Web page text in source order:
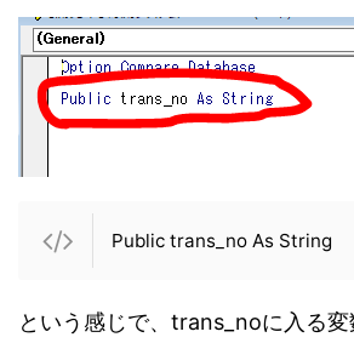
Public trans_no As String
という感じで、trans_noに入る